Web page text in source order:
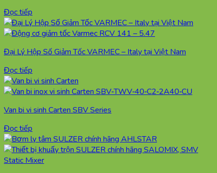
Đọc tiếp
Đại Lý Hộp Số Giảm Tốc VARMEC – Italy tại Việt Nam
Đọc tiếp
Van bi vi sinh Carten SBV Series
Đọc tiếp